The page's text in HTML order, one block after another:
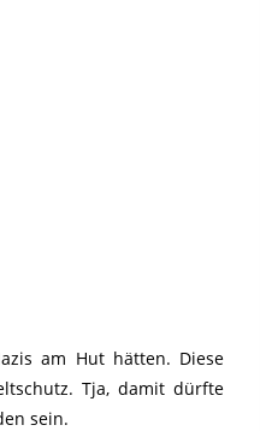
am Hut hätten. Diese
Tja, damit dürfte
sein.